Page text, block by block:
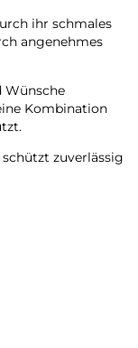
ihr schmales
angenehmes
Wünsche
Kombination
zuverlässig
Smartphones,
voll zugänglich.
und